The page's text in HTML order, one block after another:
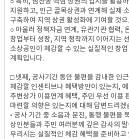
지원하고, 인근 골목상권과 연계해 실제
구축하여 지역 상권 활성화에 기여할 것
○ 아울러 정책자금 연계, 유관기관 협력,
창업부터 성장, 지역 정착까지 이어지는
소상공인이 체감할 수 있는 실질적인 창
계획입니다.
□ 넷째, 공사기간 동안 불편을 감내한 인
체감할 인센티브나 혜택방안이 있는지,
주변상가 이용연계 혜택, 주민 우선 이용
마련할 의향은 있는지에 대해 답변드리겠
◦ 공사 기간 중 소음과 분진, 통행 불편을
상인분들과 주민 여러분께 깊은 감사의
우리시는 실질적인 체감 혜택을 준비하고